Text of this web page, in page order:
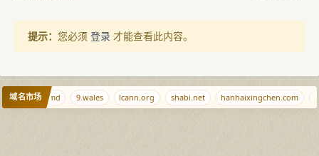
提示： 您必须 登录 才能查看此内容。
域名市场qq.md 9.wales lcann.org shabi.net hanhaixingchen.com